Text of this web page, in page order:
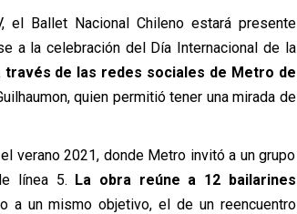
el Ballet Nacional Chileno estará presente
a la celebración del Día Internacional de la
través de las redes sociales de Metro de
quien permitió tener una mirada de
verano 2021, donde Metro invitó a un grupo
línea 5. La obra reúne a 12 bailarines
a un mismo objetivo, el de un reencuentro